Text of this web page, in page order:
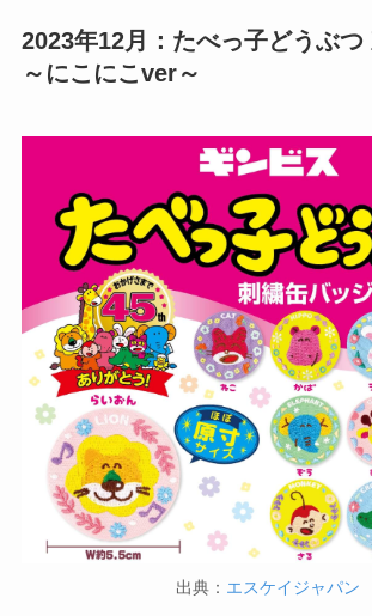
2023年12月：たべっ子どうぶつ
～にこにこver～
出典： エスケイジャパン